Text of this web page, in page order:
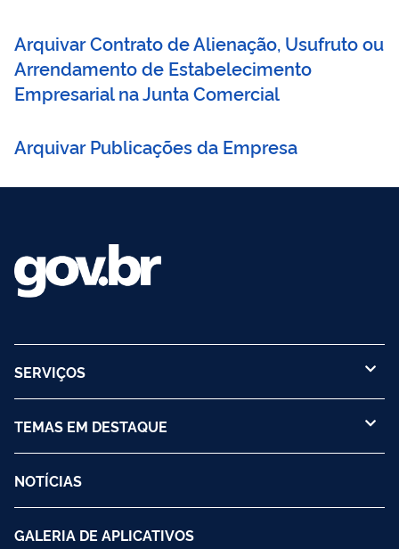
Arquivar Contrato de Alienação, Usufruto ou
Arrendamento de Estabelecimento
Empresarial na Junta Comercial
Arquivar Publicações da Empresa
SERVIÇOS
TEMAS EM DESTAQUE
NOTÍCIAS
GALERIA DE APLICATIVOS